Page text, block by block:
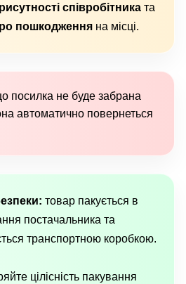
співробітника та
пошкодження на місці.
посилка не буде забрана
автоматично повернеться
товар пакується в
постачальника та
транспортною коробкою.
цілісність пакування